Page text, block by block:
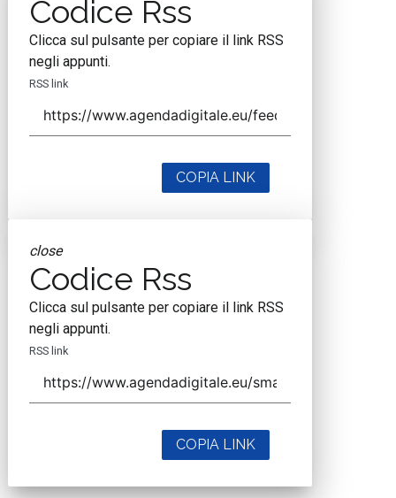
Codice Rss
Clicca sul pulsante per copiare il link RSS
negli appunti.
RSS link
COPIA LINK
close
Codice Rss
Clicca sul pulsante per copiare il link RSS
negli appunti.
RSS link
COPIA LINK